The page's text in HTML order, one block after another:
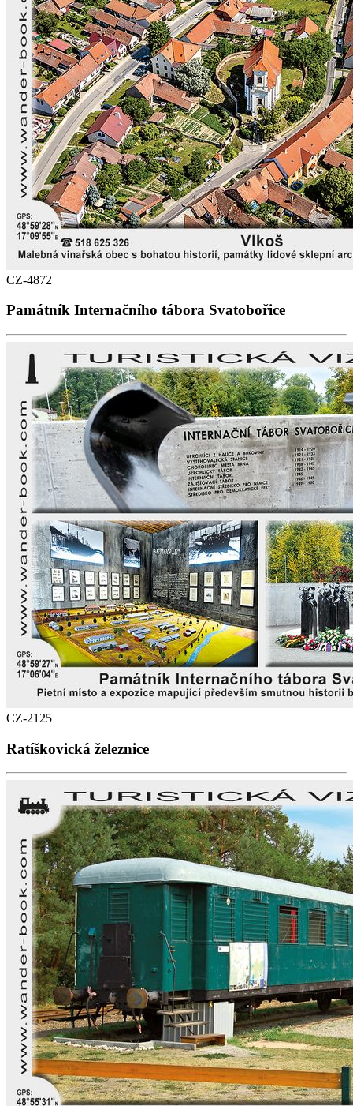
CZ-4872
Památník Internačního tábora Svatobořice
CZ-2125
Ratíškovická železnice